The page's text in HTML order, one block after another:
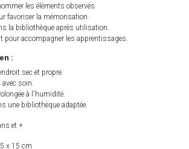
les éléments observés.
favoriser la mémorisation.
la bibliothèque après utilisation.
pour accompagner les apprentissages.
:
sec et propre.
soin.
à l'humidité.
une bibliothèque adaptée.
et +
x 15 cm